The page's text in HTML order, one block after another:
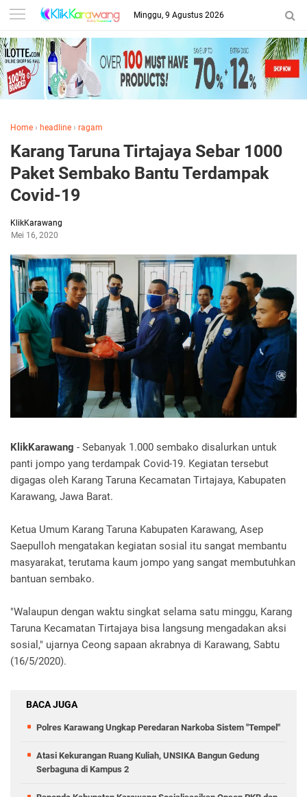
Minggu, 9 Agustus 2026
Home › headline › ragam
Karang Taruna Tirtajaya Sebar 1000
Paket Sembako Bantu Terdampak
Covid-19
KlikKarawang
Mei 16, 2020
KlikKarawang - Sebanyak 1.000 sembako disalurkan untuk
panti jompo yang terdampak Covid-19. Kegiatan tersebut
digagas oleh Karang Taruna Kecamatan Tirtajaya, Kabupaten
Karawang, Jawa Barat.
Ketua Umum Karang Taruna Kabupaten Karawang, Asep
Saepulloh mengatakan kegiatan sosial itu sangat membantu
masyarakat, terutama kaum jompo yang sangat membutuhkan
bantuan sembako.
"Walaupun dengan waktu singkat selama satu minggu, Karang
Taruna Kecamatan Tirtajaya bisa langsung mengadakan aksi
sosial," ujarnya Ceong sapaan akrabnya di Karawang, Sabtu
(16/5/2020).
BACA JUGA
Polres Karawang Ungkap Peredaran Narkoba Sistem "Tempel"
Atasi Kekurangan Ruang Kuliah, UNSIKA Bangun Gedung
Serbaguna di Kampus 2